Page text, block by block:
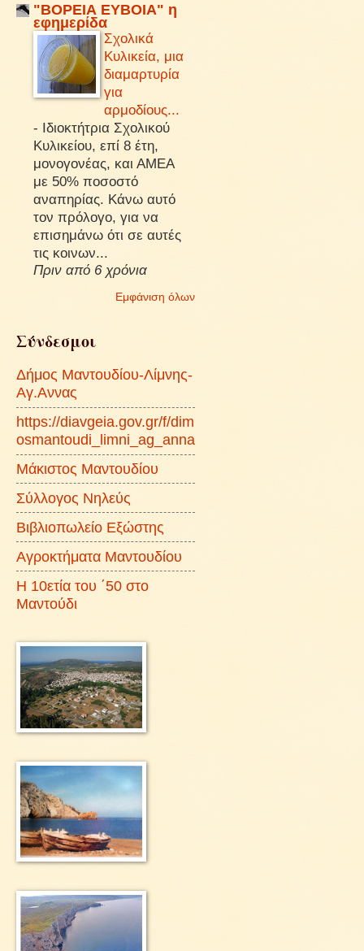
"ΒΟΡΕΙΑ ΕΥΒΟΙΑ" η
εφημερίδα
Σχολικά
Κυλικεία, μια
διαμαρτυρία
για
αρμοδίους...
- Ιδιοκτήτρια Σχολικού
Κυλικείου, επί 8 έτη,
μονογονέας, και ΑΜΕΑ
με 50% ποσοστό
αναπηρίας. Κάνω αυτό
τον πρόλογο, για να
επισημάνω ότι σε αυτές
τις κοινων...
Πριν από 6 χρόνια
Εμφάνιση όλων
Σύνδεσμοι
Δήμος Μαντουδίου-Λίμνης-
Αγ.Αννας
https://diavgeia.gov.gr/f/dim
osmantoudi_limni_ag_anna
Μάκιστος Μαντουδίου
Σύλλογος Νηλεύς
Βιβλιοπωλείο Εξώστης
Αγροκτήματα Μαντουδίου
Η 10ετία του ΄50 στο
Μαντούδι